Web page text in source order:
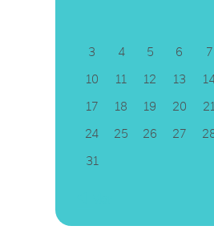
3
4 5 6 7
10
11 12 13
17
18 19 20
24
25 26 27
31